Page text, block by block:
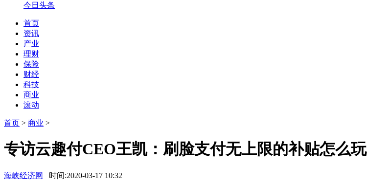
今日头条
首页
资讯
产业
理财
保险
财经
科技
商业
滚动
首页 > 商业 >
专访云趣付CEO王凯：刷脸支付无上限的补贴怎么玩
海峡经济网 时间:2020-03-17 10:32